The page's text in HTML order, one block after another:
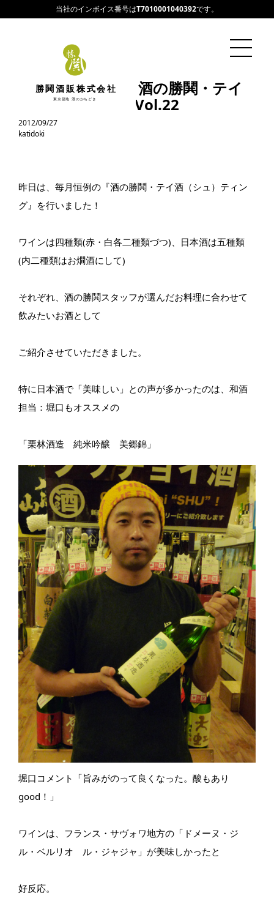
当社のインボイス番号はT7010001040392です。
勝鬨酒販株式会社
東京築地 酒のかちどき
【店頭イベント】酒の勝鬨・テイ
酒(シュ)ティングVol.22
2012/09/27
katidoki
昨日は、毎月恒例の『酒の勝鬨・テイ酒（シュ）ティン
グ』を行いました！
ワインは四種類(赤・白各二種類づつ)、日本酒は五種類
(内二種類はお燗酒にして)
それぞれ、酒の勝鬨スタッフが選んだお料理に合わせて
飲みたいお酒として
ご紹介させていただきました。
特に日本酒で「美味しい」との声が多かったのは、和酒
担当：堀口もオススメの
「栗林酒造 純米吟醸 美郷錦」
堀口コメント「旨みがのって良くなった。酸もあり
good！」
ワインは、フランス・サヴォワ地方の「ドメーヌ・ジ
ル・ベルリオ ル・ジャジャ」が美味しかったと
好反応。